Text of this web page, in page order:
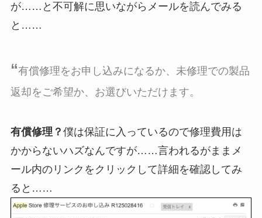
が……と不可解に思いながらメールを読んでみる
と……
“有償修理をお申し込みになるか、未修理での製品
返却をご希望か、お選びいただけます。
有償修理？ 僕は保証に入っているので修理費用は
かからないハズなんですが……言われるがままメ
ール内のリンクをクリックして詳細を確認してみ
ると……